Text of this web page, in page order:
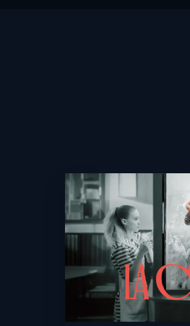
脚本
音楽
製作